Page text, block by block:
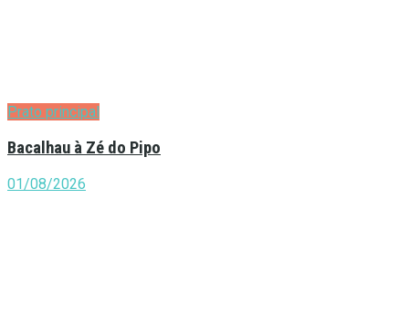
Prato principal
Bacalhau à Zé do Pipo
01/08/2026